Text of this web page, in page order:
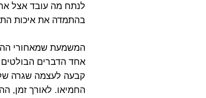
לנתח מה עובד אצל
בהתמדה את איכות
המשמעת שמאחורי
אחד הדברים
קבעה לעצמה שגרה
החמיאו. לאורך זמן,